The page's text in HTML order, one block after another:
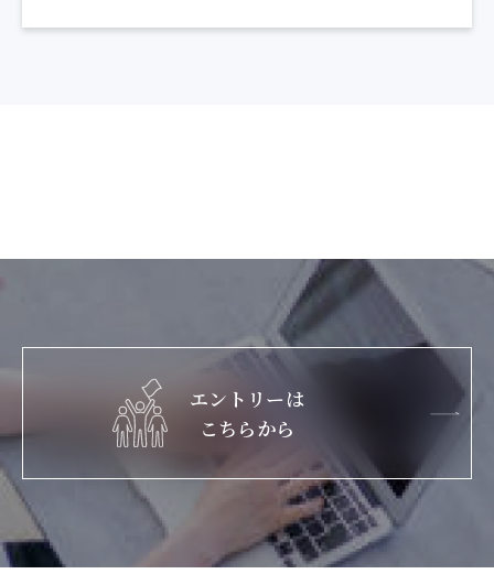
エントリーは
こちらから